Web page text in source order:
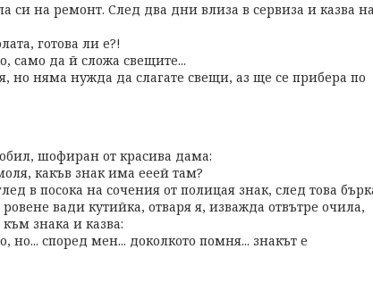
си на ремонт. След два дни влиза в сервиза и казва на
готова ли е?!
само да й сложа свещите...
но няма нужда да слагате свещи, аз ще се прибера по
шофиран от красива дама:
какъв знак има ееей там?
в посока на сочения от полицая знак, след това
вади кутийка, отваря я, изважда отвътре очила,
знака и казва:
но... според мен... доколкото помня... знакът е